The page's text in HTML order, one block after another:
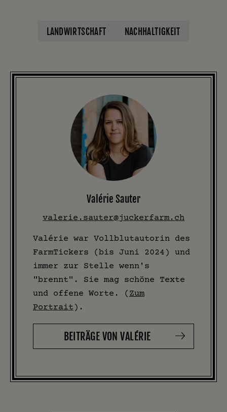
LANDWIRTSCHAFT NACHHALTIGKEIT
Valérie Sauter
valerie.sauter@juckerfarm.ch
Valérie war Vollblutautorin des
FarmTickers (bis Juni 2024) und
immer zur Stelle wenn's
"brennt". Sie mag schöne Texte
und offene Worte. ( Zum
Portrait ).
BEITRÄGE VON VALÉRIE